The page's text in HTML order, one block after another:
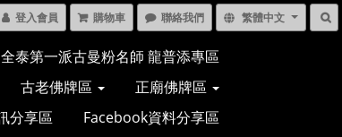
登入會員 購物車 聯絡我們 繁體中文
全泰第一派古曼粉名師 龍普添專區
古老佛牌區
正廟佛牌區
分享區
Facebook資料分享區